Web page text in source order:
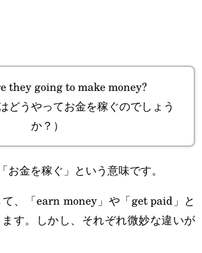
they going to make money?
どうやってお金を稼ぐのでしょう
か？）
お金を稼ぐ」という意味です。
、「earn money」や「get paid」と
す。しかし、それぞれ微妙な違いが